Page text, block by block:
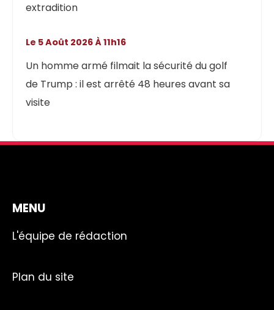
extradition
Un homme armé filmait la sécurité du golf
de Trump : il est arrêté 48 heures avant sa
visite
Le 5 Août 2026 À 11h16
MENU
L'équipe de rédaction
Plan du site